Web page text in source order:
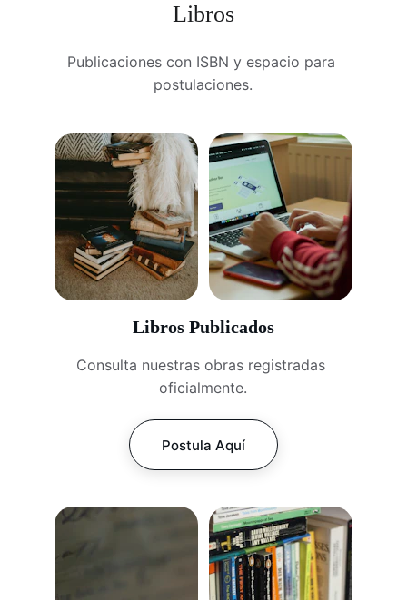
Libros
Publicaciones con ISBN y espacio para
postulaciones.
Libros Publicados
Consulta nuestras obras registradas
oficialmente.
Postula Aquí